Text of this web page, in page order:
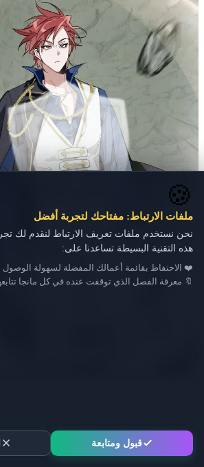
🍪
ملفات الارتباط: مفتاحك لتجربة أفضل
نحن نستخدم ملفات تعريف الارتباط لنقدم لك
هذه التقنية البسيطة تساعدنا على:
❤️ الاحتفاظ بقائمة أعمالك المفضلة لسهولة الوصول
🔖 معرفة الفصل الذي توقفت عنده في كل مانجا
قبول ومتابعة